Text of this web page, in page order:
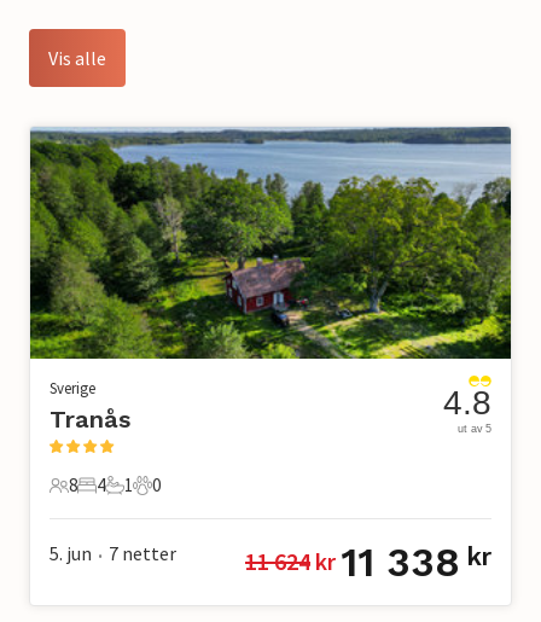
Vis alle
Sverige
Tranås
8 Gjester
8
4 Soverom
4
1 Bad
1
0 Kjæledyr
0
4.8
ut av 5
5. jun • 7 netter 11 624 kr 11 338 kr